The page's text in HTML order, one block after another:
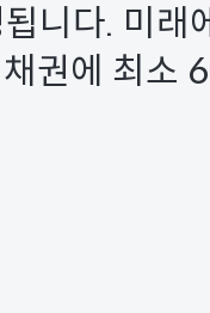
니다. 미
권에 최소